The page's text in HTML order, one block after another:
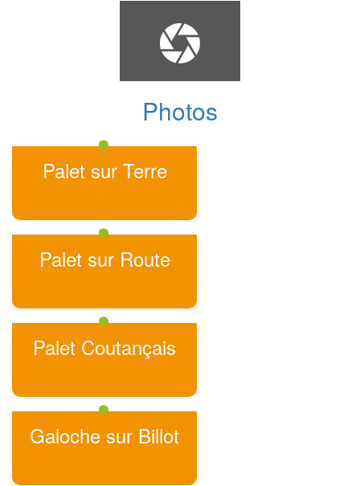
Photos
Palet sur Terre
Palet sur Route
Palet Coutançais
Galoche sur Billot